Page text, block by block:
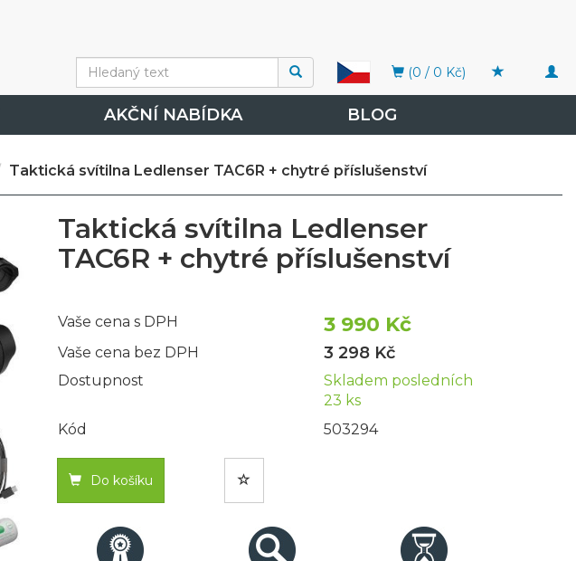
(0 / 0 Kč)
AKČNÍ NABÍDKA BLOG
Taktická svítilna Ledlenser TAC6R + chytré příslušenství
Taktická svítilna Ledlenser
TAC6R + chytré příslušenství
Vaše cena s DPH 3 990 Kč
Vaše cena bez DPH 3 298 Kč
Dostupnost
Skladem posledních
23 ks
Kód
503294
Do košíku